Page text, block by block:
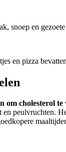
snoep en
en pizza
om cholesterol te
en peulvruchten.